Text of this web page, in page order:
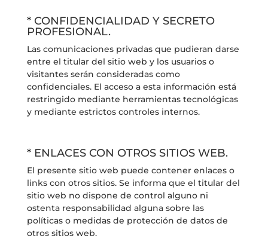
* CONFIDENCIALIDAD Y SECRETO
PROFESIONAL.
Las comunicaciones privadas que pudieran darse
entre el titular del sitio web y los usuarios o
visitantes serán consideradas como
confidenciales. El acceso a esta información está
restringido mediante herramientas tecnológicas
y mediante estrictos controles internos.
* ENLACES CON OTROS SITIOS WEB.
El presente sitio web puede contener enlaces o
links con otros sitios. Se informa que el titular del
sitio web no dispone de control alguno ni
ostenta responsabilidad alguna sobre las
políticas o medidas de protección de datos de
otros sitios web.